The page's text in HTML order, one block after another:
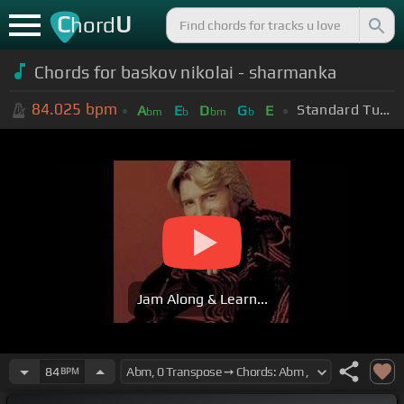
ChordU
Chords for baskov nikolai - sharmanka
84.025 bpm Abm Eb Dbm Gb E Standard Tuning (EADGBE)
Jam Along & Learn...
84BPM